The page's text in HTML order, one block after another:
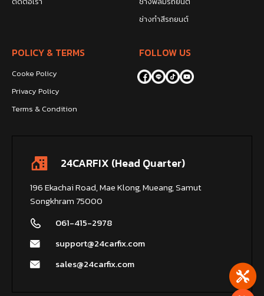
ช่างทำสีรถยนต์
POLICY & TERMS
Cooke Policy
Privacy Policy
Terms & Condition
FOLLOW US
24CARFIX (Head Quarter)
196 Ekachai Road, Mae Klong, Mueang, Samut
Songkhram 75000
061-415-2978
support@24carfix.com
sales@24carfix.com